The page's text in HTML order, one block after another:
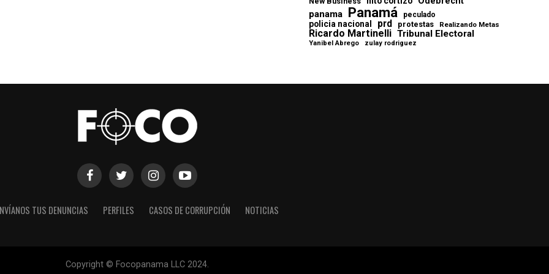
panama Panamá peculado
policia nacional prd protestas Realizando Metas
Ricardo Martinelli Tribunal Electoral
Yanibel Abrego zulay rodriguez
TUS DENUNCIAS PERFILES CASOS DE CORRUPCIÓN NOTICIAS
Copyright © Focopanama LLC 2024.